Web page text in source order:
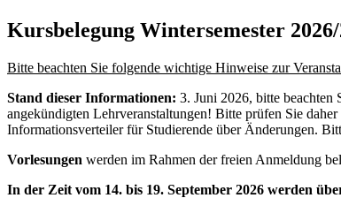
Kursbelegung Wintersemester
Bitte beachten Sie folgende wichtige Hinweise zur
Stand dieser Informationen: 3. Juni 2026, bitte beachten
angekündigten Lehrveranstaltungen! Bitte prüfen Sie
Informationsverteiler für Studierende über Änderungen.
Vorlesungen werden im Rahmen der freien Anmeldung
In der Zeit vom 14. bis 19. September 2026 werden